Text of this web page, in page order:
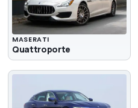
MASERATI
Quattroporte